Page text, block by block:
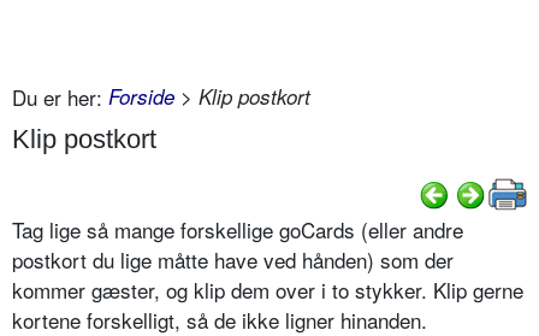
Du er her: Forside > Klip postkort
Klip postkort
Tag lige så mange forskellige goCards (eller andre
postkort du lige måtte have ved hånden) som der
kommer gæster, og klip dem over i to stykker. Klip gerne
kortene forskelligt, så de ikke ligner hinanden.